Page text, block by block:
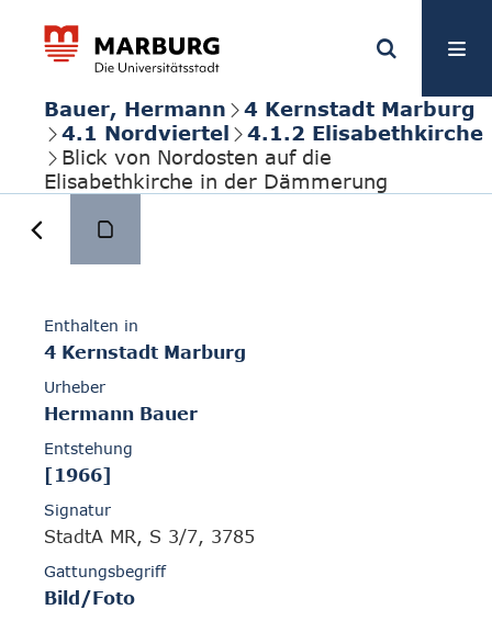
Bauer, Hermann
4 Kernstadt Marburg
4.1 Nordviertel
4.1.2 Elisabethkirche
Blick von Nordosten auf die
Elisabethkirche in der Dämmerung
Enthalten in
4 Kernstadt Marburg
Urheber
Hermann Bauer
Entstehung
[1966]
Signatur
StadtA MR, S 3/7, 3785
Gattungsbegriff
Bild/Foto